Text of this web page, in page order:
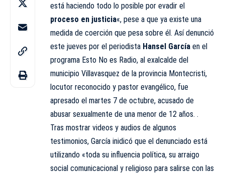
está haciendo todo lo posible por evadir el
proceso en justicia«, pese a que ya existe una
medida de coerción que pesa sobre él. Así denunció
este jueves por el periodista Hansel García en el
programa Esto No es Radio, al exalcalde del
municipio Villavasquez de la provincia Montecristi,
locutor reconocido y pastor evangélico, fue
apresado el martes 7 de octubre, acusado de
abusar sexualmente de una menor de 12 años. .
Tras mostrar videos y audios de algunos
testimonios, García inidicó que el denunciado está
utilizando «toda su influencia política, su arraigo
social comunicacional y religioso para salirse con las